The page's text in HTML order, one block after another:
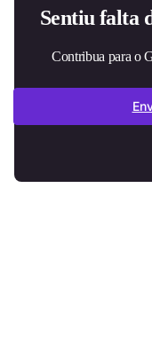
Sentiu falta
Contribua para o